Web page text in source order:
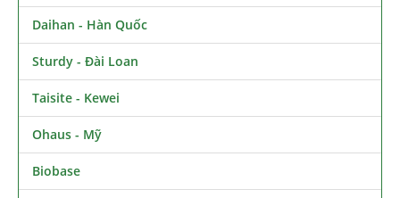
Daihan - Hàn Quốc
Sturdy - Đài Loan
Taisite - Kewei
Ohaus - Mỹ
Biobase